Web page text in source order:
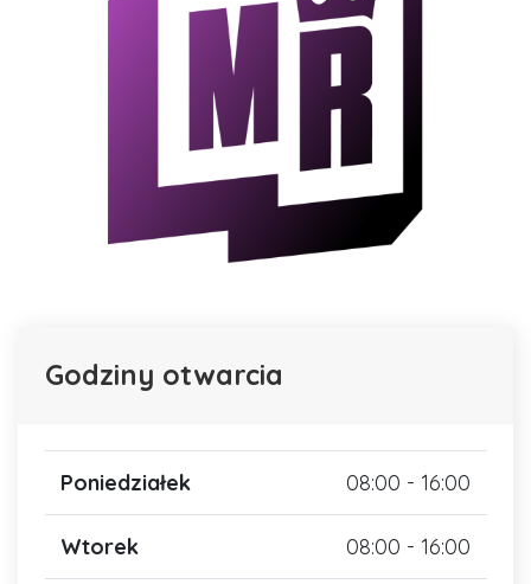
Godziny otwarcia
Poniedziałek 08:00 - 16:00
Wtorek 08:00 - 16:00